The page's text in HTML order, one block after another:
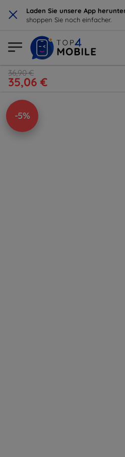
× Laden Sie unsere App
shoppen Sie noch einfacher.
36,90 €
35,06 €
-5%